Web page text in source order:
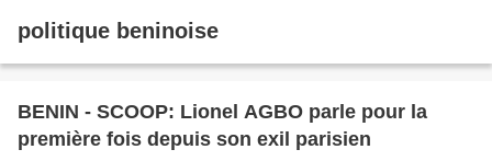
politique beninoise
BENIN - SCOOP: Lionel AGBO parle pour la
première fois depuis son exil parisien